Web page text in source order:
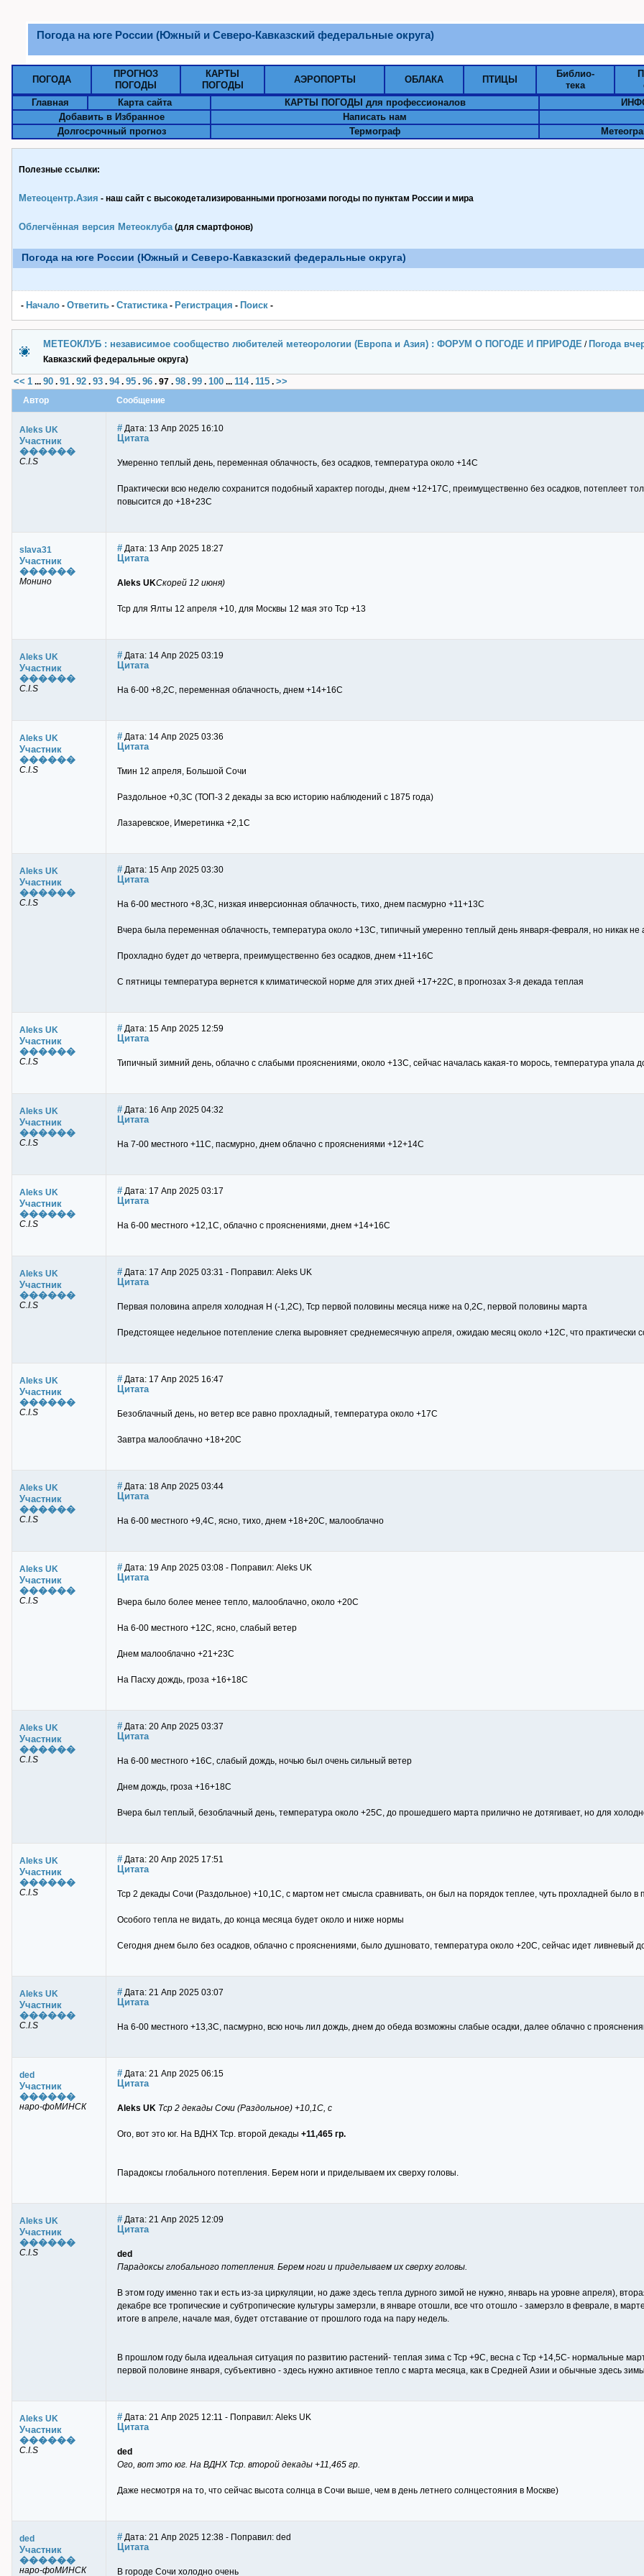
Погода на юге России (Южный и Северо-Кавказский федеральные округа)
ПОГОДА
ПРОГНОЗ
ПОГОДЫ
КАРТЫ
ПОГОДЫ
АЭРОПОРТЫ ОБЛАКА ПТИЦЫ
Библио-
тека
Главная
Карта сайта КАРТЫ ПОГОДЫ для профессионалов
Добавить в Избранное
Написать нам
Долгосрочный прогноз
Термограф
Полезные ссылки:
Метеоцентр.Азия - наш сайт с высокодетализированными прогнозами погоды по пунктам Pоссии и мира
Облегчённая версия Метеоклуба(для смартфонов)
Погода на юге России (Южный и Северо-Кавказский федеральные округа)
- Начало - Ответить - Статистика- Pегистрация - Поиск -
МЕТЕОКЛУБ : независимое сообщество любителей метеорологии (Европа и Азия) : ФОРУМ О ПОГОДЕ И ПРИРОДЕ / Погода
Кавказский федеральные округа)
<< 1 ... 90 . 91 . 92 . 93 . 94. 95 . 96 . 97 . 98 . 99 . 100 ... 114. 115 . >>
Автор Сообщение
Aleks UK
Участник
������
C.I.S
# Дата: 13 Апр 2025 16:10
Цитата
Умеренно теплый день, переменная облачность, без осадков, температура около +14С
Практически всю неделю сохранится подобный характер погоды, днем +12+17С, преимущественно без осадков, потеплеет
повысится до +18+23С
slava31
Участник
������
Монино
# Дата: 13 Апр 2025 18:27
Цитата
Aleks UKСкорей 12 июня)
Тср для Ялты 12 апреля +10, для Москвы 12 мая это Тср +13
Aleks UK
Участник
������
C.I.S
# Дата: 14 Апр 2025 03:19
Цитата
На 6-00 +8,2С, переменная облачность, днем +14+16С
Aleks UK
Участник
������
C.I.S
# Дата: 14 Апр 2025 03:36
Цитата
Тмин 12 апреля, Большой Сочи
Раздольное +0,3С (ТОП-3 2 декады за всю историю наблюдений с 1875 года)
Лазаревское, Имеретинка +2,1С
Aleks UK
Участник
������
C.I.S
# Дата: 15 Апр 2025 03:30
Цитата
На 6-00 местного +8,3С, низкая инверсионная облачность, тихо, днем пасмурно +11+13С
Вчера была переменная облачность, температура около +13С, типичный умеренно теплый день января-февраля, но никак не
Прохладно будет до четверга, преимущественно без осадков, днем +11+16С
С пятницы температура вернется к климатической норме для этих дней +17+22С, в прогнозах 3-я декада теплая
Aleks UK
Участник
������
C.I.S
# Дата: 15 Апр 2025 12:59
Цитата
Типичный зимний день, облачно с слабыми прояснениями, около +13С, сейчас началась какая-то морось, температура упала
Aleks UK
Участник
������
C.I.S
# Дата: 16 Апр 2025 04:32
Цитата
На 7-00 местного +11С, пасмурно, днем облачно с прояснениями +12+14С
Aleks UK
Участник
������
C.I.S
# Дата: 17 Апр 2025 03:17
Цитата
На 6-00 местного +12,1С, облачно с прояснениями, днем +14+16С
Aleks UK
Участник
������
C.I.S
# Дата: 17 Апр 2025 03:31 - Поправил: Aleks UK
Цитата
Первая половина апреля холодная Н (-1,2С), Тср первой половины месяца ниже на 0,2С, первой половины марта
Предстоящее недельное потепление слегка выровняет среднемесячную апреля, ожидаю месяц около +12С, что практически
Aleks UK
Участник
������
C.I.S
# Дата: 17 Апр 2025 16:47
Цитата
Безоблачный день, но ветер все равно прохладный, температура около +17С
Завтра малооблачно +18+20С
Aleks UK
Участник
������
C.I.S
# Дата: 18 Апр 2025 03:44
Цитата
На 6-00 местного +9,4С, ясно, тихо, днем +18+20С, малооблачно
Aleks UK
Участник
������
C.I.S
# Дата: 19 Апр 2025 03:08 - Поправил: Aleks UK
Цитата
Вчера было более менее тепло, малооблачно, около +20С
На 6-00 местного +12С, ясно, слабый ветер
Днем малооблачно +21+23С
На Пасху дождь, гроза +16+18С
Aleks UK
Участник
������
C.I.S
# Дата: 20 Апр 2025 03:37
Цитата
На 6-00 местного +16С, слабый дождь, ночью был очень сильный ветер
Днем дождь, гроза +16+18С
Вчера был теплый, безоблачный день, температура около +25С, до прошедшего марта прилично не дотягивает, но для
Aleks UK
Участник
������
C.I.S
# Дата: 20 Апр 2025 17:51
Цитата
Тср 2 декады Сочи (Раздольное) +10,1С, с мартом нет смысла сравнивать, он был на порядок теплее, чуть прохладней было в
Особого тепла не видать, до конца месяца будет около и ниже нормы
Сегодня днем было без осадков, облачно с прояснениями, было душновато, температура около +20С, сейчас идет ливневый
Aleks UK
Участник
������
C.I.S
# Дата: 21 Апр 2025 03:07
Цитата
На 6-00 местного +13,3С, пасмурно, всю ночь лил дождь, днем до обеда возможны слабые осадки, далее облачно с
ded
Участник
������
наро-фоМИНСК
# Дата: 21 Апр 2025 06:15
Цитата
Aleks UK Тср 2 декады Сочи (Раздольное) +10,1С, с
Ого, вот это юг. На ВДНХ Тср. второй декады +11,465 гр.
Парадоксы глобального потепления. Берем ноги и приделываем их сверху головы.
Aleks UK
Участник
������
C.I.S
# Дата: 21 Апр 2025 12:09
Цитата
ded
Парадоксы глобального потепления. Берем ноги и приделываем их сверху головы.
В этом году именно так и есть из-за циркуляции, но даже здесь тепла дурного зимой не нужно, январь на уровне апреля),
декабре все тропические и субтропические культуры замерзли, в январе отошли, все что отошло - замерзло в феврале, в
итоге в апреле, начале мая, будет отставание от прошлого года на пару недель.
В прошлом году была идеальная ситуация по развитию растений- теплая зима с Тср +9С, весна с Тср +14,5С- нормальные
первой половине января, субъективно - здесь нужно активное тепло с марта месяца, как в Средней Азии и обычные здесь
Aleks UK
Участник
������
C.I.S
# Дата: 21 Апр 2025 12:11 - Поправил: Aleks UK
Цитата
ded
Ого, вот это юг. На ВДНХ Тср. второй декады +11,465 гр.
Даже несмотря на то, что сейчас высота солнца в Сочи выше, чем в день летнего солнцестояния в Москве)
ded
Участник
������
наро-фоМИНСК
# Дата: 21 Апр 2025 12:38 - Поправил: ded
Цитата
В городе Сочи холодно очень